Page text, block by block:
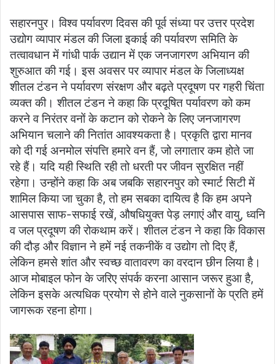
सहारनपुर। विश्व पर्यावरण दिवस की पूर्व संध्या पर उत्तर प्रदेश
उद्योग व्यापार मंडल की जिला इकाई की पर्यावरण समिति के
तत्वावधान में गांधी पार्क उद्यान में एक जनजागरण अभियान की
शुरुआत की गई। इस अवसर पर व्यापार मंडल के जिलाध्यक्ष
शीतल टंडन ने पर्यावरण संरक्षण और बढ़ते प्रदूषण पर गहरी चिंता
व्यक्त की। शीतल टंडन ने कहा कि प्रदूषित पर्यावरण को कम
करने व निरंतर वनों के कटान को रोकने के लिए जनजागरण
अभियान चलाने की नितांत आवश्यकता है। प्रकृति द्वारा मानव
को दी गई अनमोल संपत्ति हमारे वन हैं, जो लगातार कम होते जा
रहे हैं। यदि यही स्थिति रही तो धरती पर जीवन सुरक्षित नहीं
रहेगा। उन्होंने कहा कि अब जबकि सहारनपुर को स्मार्ट सिटी में
शामिल किया जा चुका है, तो हम सबका दायित्व है कि हम अपने
आसपास साफ-सफाई रखें, औषधियुक्त पेड़ लगाएं और वायु, ध्वनि
व जल प्रदूषण की रोकथाम करें। शीतल टंडन ने कहा कि विकास
की दौड़ और विज्ञान ने हमें नई तकनीकें व उद्योग तो दिए हैं,
लेकिन हमसे शांत और स्वच्छ वातावरण का वरदान छीन लिया है।
आज मोबाइल फोन के जरिए संपर्क करना आसान जरूर हुआ है,
लेकिन इसके अत्यधिक प्रयोग से होने वाले नुकसानों के प्रति हमें
जागरूक रहना होगा।